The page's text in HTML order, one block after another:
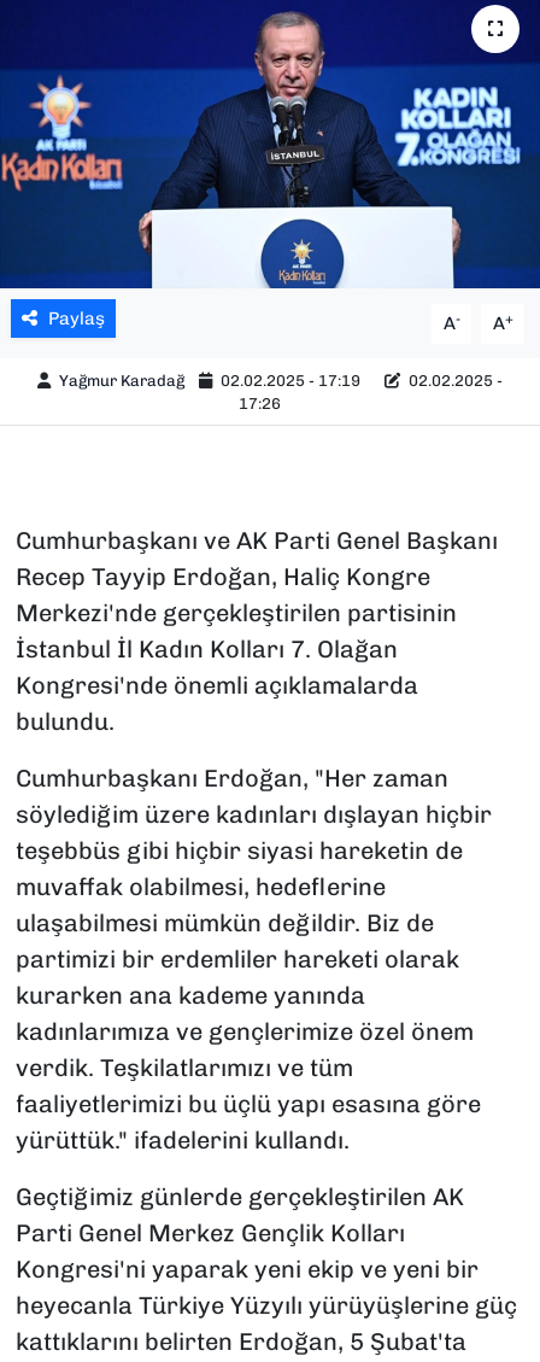
Paylaş A- A+
Yağmur Karadağ 02.02.2025 - 17:19
02.02.2025 -
17:26
Cumhurbaşkanı ve AK Parti Genel Başkanı
Recep Tayyip Erdoğan, Haliç Kongre
Merkezi'nde gerçekleştirilen partisinin
İstanbul İl Kadın Kolları 7. Olağan
Kongresi'nde önemli açıklamalarda
bulundu.
Cumhurbaşkanı Erdoğan, "Her zaman
söylediğim üzere kadınları dışlayan hiçbir
teşebbüs gibi hiçbir siyasi hareketin de
muvaffak olabilmesi, hedeflerine
ulaşabilmesi mümkün değildir. Biz de
partimizi bir erdemliler hareketi olarak
kurarken ana kademe yanında
kadınlarımıza ve gençlerimize özel önem
verdik. Teşkilatlarımızı ve tüm
faaliyetlerimizi bu üçlü yapı esasına göre
yürüttük." ifadelerini kullandı.
Geçtiğimiz günlerde gerçekleştirilen AK
Parti Genel Merkez Gençlik Kolları
Kongresi'ni yaparak yeni ekip ve yeni bir
heyecanla Türkiye Yüzyılı yürüyüşlerine güç
kattıklarını belirten Erdoğan, 5 Şubat'ta